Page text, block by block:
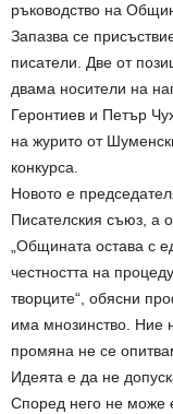
ръководство на
Запазва се
писатели. Две от
двама носители на
Геронтиев и Петър
на журито от
конкурса.
Новото е
Писателския съюз, а
„Общината остава с
честността на
творците“, обясни
има мнозинство. Ние
промяна не се
Идеята е да не
Според него не може